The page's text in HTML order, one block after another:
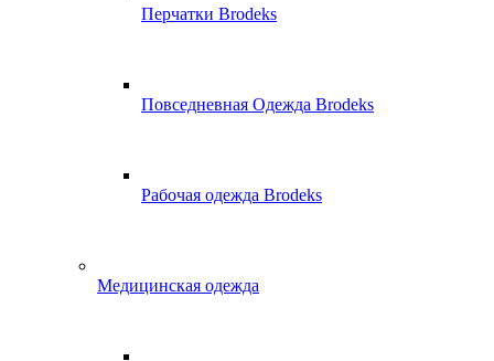
Перчатки Brodeks
Повседневная Одежда Brodeks
Рабочая одежда Brodeks
Медицинская одежда